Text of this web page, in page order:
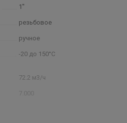
1"
резьбовое
ручное
-20 до 150°С
72.2 м3/ч
7.000